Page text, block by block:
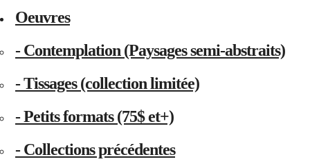
Oeuvres
- Contemplation (Paysages semi-abstraits)
- Tissages (collection limitée)
- Petits formats (75$ et+)
- Collections précédentes